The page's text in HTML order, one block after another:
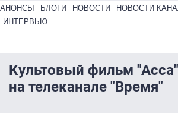
Primary links bottom
АНОНСЫ БЛОГИ НОВОСТИ НОВОСТИ
ИНТЕРВЬЮ
Культовый фильм
на телеканале "Время"